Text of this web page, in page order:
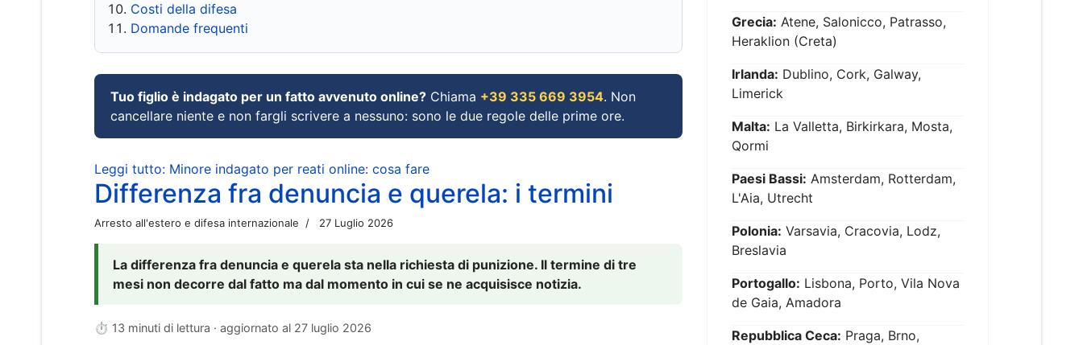
Costi della difesa
Domande frequenti
Tuo figlio è indagato per un fatto avvenuto online? Chiama +39 335 669 3954. Non
cancellare niente e non fargli scrivere a nessuno: sono le due regole delle prime ore.
Leggi tutto: Minore indagato per reati online: cosa fare
Differenza fra denuncia e querela: i termini
Arresto all'estero e difesa internazionale 27 Luglio 2026
La differenza fra denuncia e querela sta nella richiesta di punizione. Il termine di tre
mesi non decorre dal fatto ma dal momento in cui se ne acquisisce notizia.
⏱ 13 minuti di lettura · aggiornato al 27 luglio 2026
Grecia: Atene, Salonicco, Patrasso,
Heraklion (Creta)
Irlanda: Dublino, Cork, Galway,
Limerick
Malta: La Valletta, Birkirkara, Mosta,
Qormi
Paesi Bassi: Amsterdam, Rotterdam,
L'Aia, Utrecht
Polonia: Varsavia, Cracovia, Lodz,
Breslavia
Portogallo: Lisbona, Porto, Vila Nova
de Gaia, Amadora
Repubblica Ceca: Praga, Brno,